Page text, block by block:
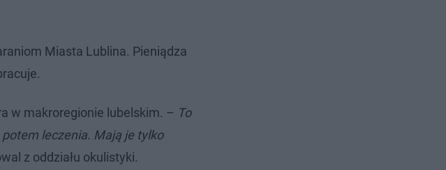
Miasta Lublina. Pieniądza
w makroregionie lubelskim. – To
leczenia. Mają je tylko
z oddziału okulistyki.